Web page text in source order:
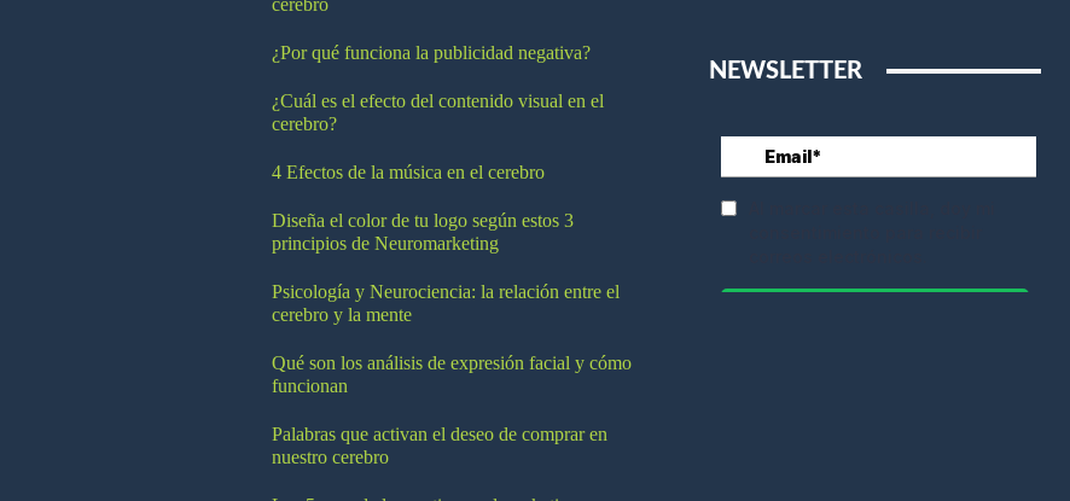
¿Por qué funciona la publicidad negativa?
¿Cuál es el efecto del contenido visual en el
cerebro?
4 Efectos de la música en el cerebro
Diseña el color de tu logo según estos 3
principios de Neuromarketing
Psicología y Neurociencia: la relación entre el
cerebro y la mente
Qué son los análisis de expresión facial y cómo
funcionan
Palabras que activan el deseo de comprar en
nuestro cerebro
NEWSLETTER